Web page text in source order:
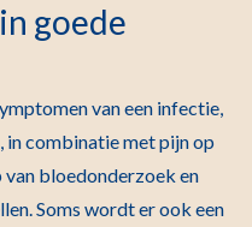
goede
van een infectie,
in combinatie met pijn op
bloedonderzoek en
Soms wordt er ook een